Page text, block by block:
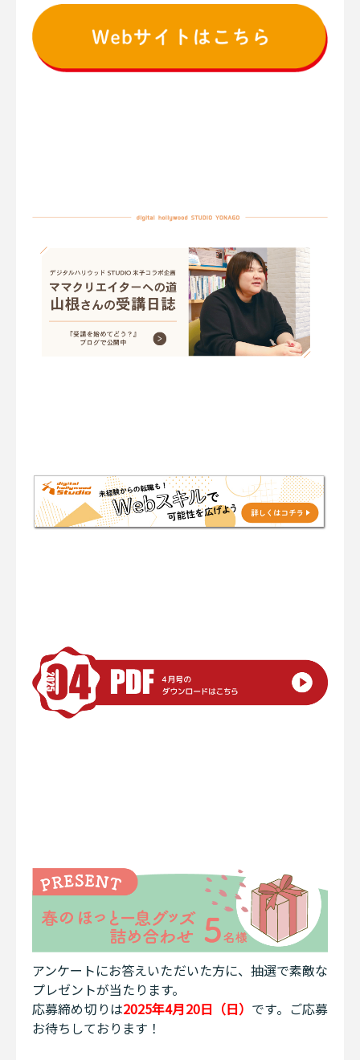
アンケートにお答えいただいた方に、抽選で素敵な
プレゼントが当たります。
応募締め切りは2025年4月20日（日） です。ご応募
お待ちしております！